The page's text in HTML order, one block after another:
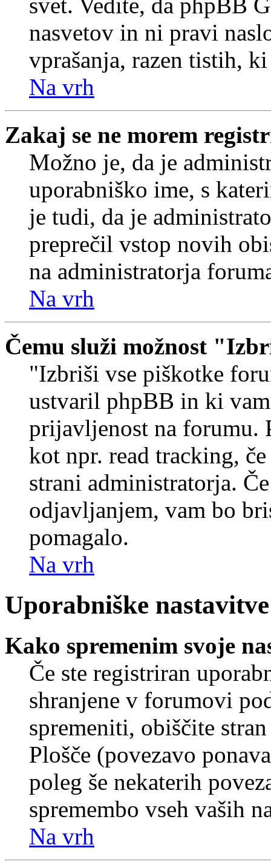
nasvetov in ni pravi
vprašanja, razen tistih,
Na vrh
Zakaj se ne morem
Možno je, da je
uporabniško ime, s
je tudi, da je
preprečil vstop novih
na administratorja
Na vrh
Čemu služi možnost
"Izbriši vse piškotke
ustvaril phpBB in ki
prijavljenost na forumu.
kot npr. read tracking,
strani administratorja.
odjavljanjem, vam bo
pomagalo.
Na vrh
Uporabniške nastavitve
Kako spremenim svoje
Če ste registriran
shranjene v forumovi
spremeniti, obiščite
Plošče (povezavo
poleg še nekaterih
spremembo vseh vaših
Na vrh